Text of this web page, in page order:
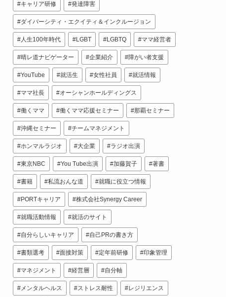
キャリア研修 発達障害
ダイバーシティ・エクイティ＆インクルージョン
人生100年時代 LGBT LGBTQ ママ経営者
晴レ道ナビゲーター 企業紹介 障がい者支援
YouTube 就活生 女性社員 就活情報
ママ社長 オーシャンホールディングス
働くママ 働くママ応援セミナー 那覇セミナー
沖縄セミナー チームマネジメント
ホンマルラジオ 大企業 ラジオ出演
東京NBC You Tube出演 加藤賀子 著書
書籍 私流おんな道 就職に役立つ情報
PORTキャリア 株式会社Synergy Career
就職活動情報 就活のサイト
自分らしいキャリア 自己PRの書き方
書類選考 面接対策 定年前研修 印象管理
マネジメント 経営層 自分軸
メンタルヘルス ストレス耐性 レジリエンス